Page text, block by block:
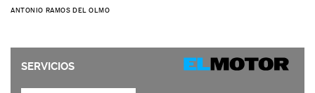
ANTONIO RAMOS DEL OLMO